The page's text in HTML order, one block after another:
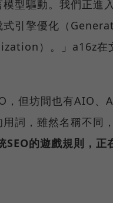
型驅動。我們正進
式引擎優化（
）。」a16z在
，但坊間也有AIO、
詞，雖然名稱不同
SEO的遊戲規則，正